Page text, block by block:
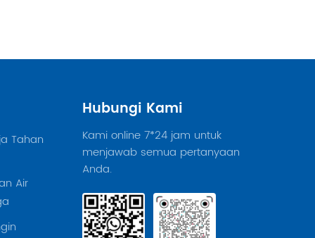
Tahan
Air
Hubungi Kami
Kami online 7*24 jam untuk
menjawab semua pertanyaan
Anda.